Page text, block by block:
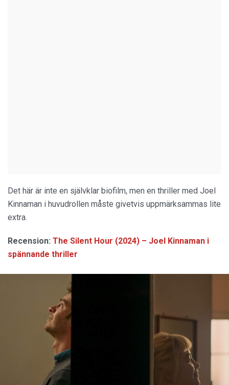
Det här är inte en självklar biofilm, men en thriller med Joel
Kinnaman i huvudrollen måste givetvis uppmärksammas lite
extra.
Recension: The Silent Hour (2024) – Joel Kinnaman i
spännande thriller